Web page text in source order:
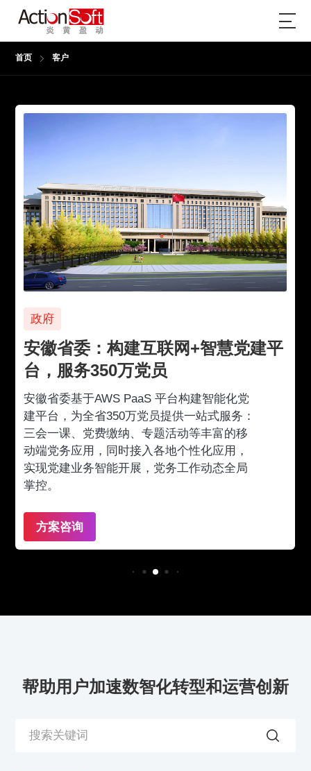
首页 客户
政府
安徽省委：构建互联网+智慧党建平
台，服务350万党员
安徽省委基于AWS PaaS 平台构建智能化党
建平台，为全省350万党员提供一站式服务：
三会一课、党费缴纳、专题活动等丰富的移
动端党务应用，同时接入各地个性化应用，
实现党建业务智能开展，党务工作动态全局
掌控。
方案咨询
帮助用户加速数智化转型和运营创新